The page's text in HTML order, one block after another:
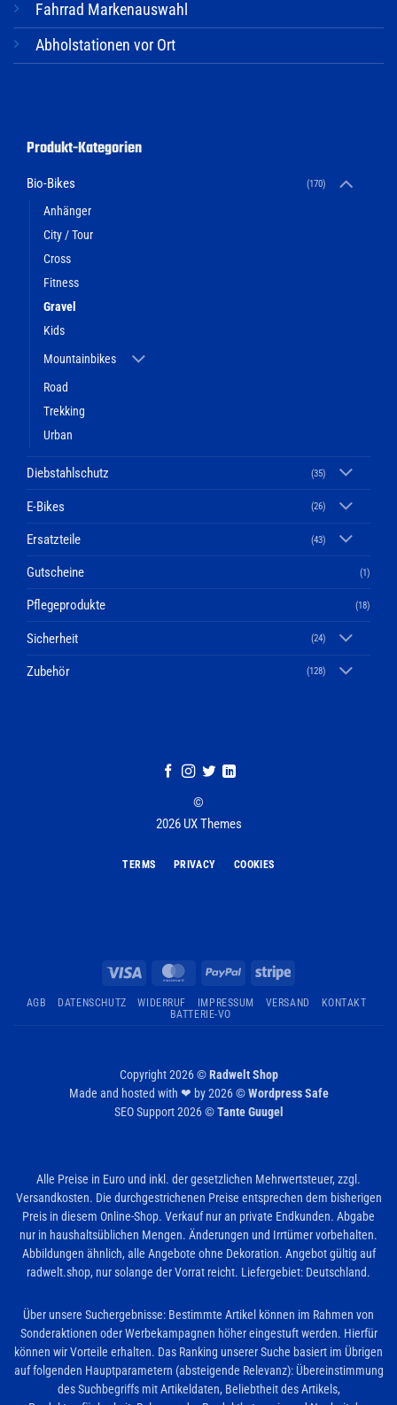
Fahrrad Markenauswahl
Abholstationen vor Ort
Produkt-Kategorien
Bio-Bikes (170)
Anhänger
City / Tour
Cross
Fitness
Gravel
Kids
Mountainbikes
Road
Trekking
Urban
Diebstahlschutz (35)
E-Bikes (26)
Ersatzteile (43)
Gutscheine (1)
Pflegeprodukte (18)
Sicherheit (24)
Zubehör (128)
©
2026 UX Themes
TERMS PRIVACY COOKIES
MasterCardPayPal Stripe
AGB DATENSCHUTZ WIDERRUF IMPRESSUM VERSAND
KONTAKT
BATTERIE-VO
Copyright 2026 ©Radwelt Shop
Made and hosted with ❤ by 2026 ©Wordpress Safe
SEO Support 2026 ©Tante Guugel
Alle Preise in Euro und inkl. der gesetzlichen Mehrwertsteuer, zzgl.
Versandkosten. Die durchgestrichenen Preise entsprechen dem bisherigen
Preis in diesem Online-Shop. Verkauf nur an private Endkunden. Abgabe
nur in haushaltsüblichen Mengen. Änderungen und Irrtümer vorbehalten.
Abbildungen ähnlich, alle Angebote ohne Dekoration. Angebot gültig auf
radwelt.shop, nur solange der Vorrat reicht. Liefergebiet: Deutschland.
Über unsere Suchergebnisse: Bestimmte Artikel können im Rahmen von
Sonderaktionen oder Werbekampagnen höher eingestuft werden. Hierfür
können wir Vorteile erhalten. Das Ranking unserer Suche basiert im Übrigen
auf folgenden Hauptparametern (absteigende Relevanz): Übereinstimmung
des Suchbegriffs mit Artikeldaten, Beliebtheit des Artikels,